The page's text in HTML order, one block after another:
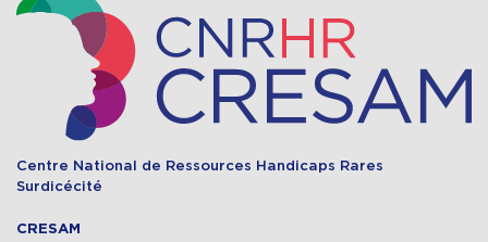
Centre National de Ressources Handicaps Rares
Surdicécité
CRESAM